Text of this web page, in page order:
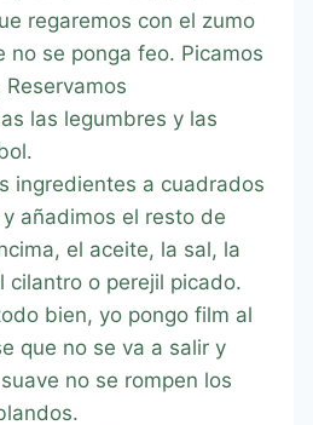
regaremos con el zumo
no se ponga feo. Picamos
las legumbres y las
ingredientes a cuadrados
añadimos el resto de
el aceite, la sal, la
cilantro o perejil picado.
bien, yo pongo film al
que no se va a salir y
no se rompen los